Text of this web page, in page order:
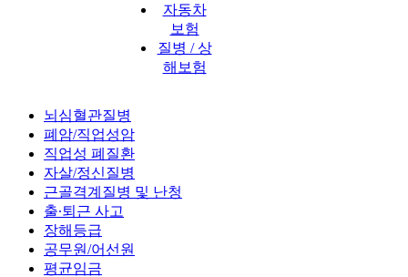
자동차
보험
질병 / 상
해보험
뇌심혈관질병
폐암/직업성암
직업성 폐질환
자살/정신질병
근골격계질병 및 난청
출∙퇴근 사고
장해등급
공무원/어선원
평균임금